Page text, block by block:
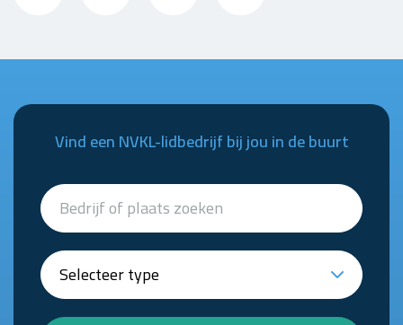
Vind een NVKL-lidbedrijf bij jou in de buurt